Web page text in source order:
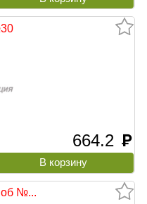
664.2 руб
об №...